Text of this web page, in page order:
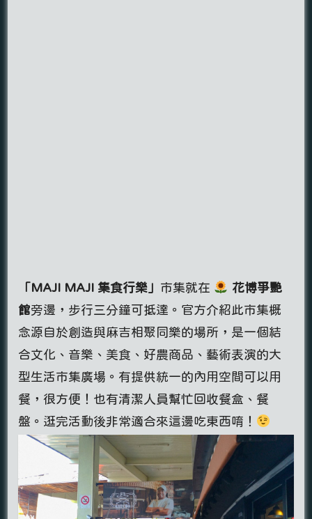
「MAJI MAJI 集食行樂」 市集就在
花博爭艷
館旁邊，步行三分鐘可抵達。官方介紹此市集概
念源自於創造與麻吉相聚同樂的場所，是一個結
合文化、音樂、美食、好農商品、藝術表演的大
型生活市集廣場。有提供統一的內用空間可以用
餐，很方便！也有清潔人員幫忙回收餐盒、餐
盤。逛完活動後非常適合來這邊吃東西唷！